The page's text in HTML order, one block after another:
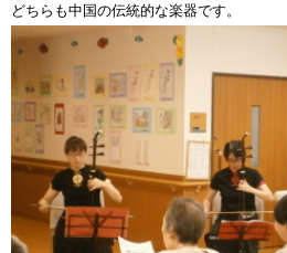
どちらも中国の伝統的な楽器です。